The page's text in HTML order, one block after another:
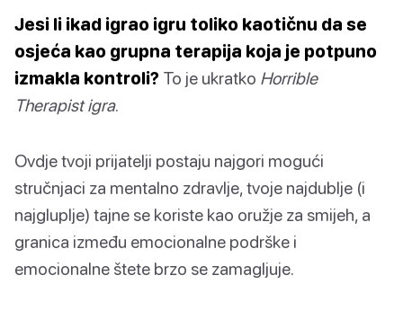
Jesi li ikad igrao igru toliko kaotičnu da se
osjeća kao grupna terapija koja je potpuno
izmakla kontroli? To je ukratko Horrible
Therapist igra.
Ovdje tvoji prijatelji postaju najgori mogući
stručnjaci za mentalno zdravlje, tvoje najdublje (i
najgluplje) tajne se koriste kao oružje za smijeh, a
granica između emocionalne podrške i
emocionalne štete brzo se zamagljuje.